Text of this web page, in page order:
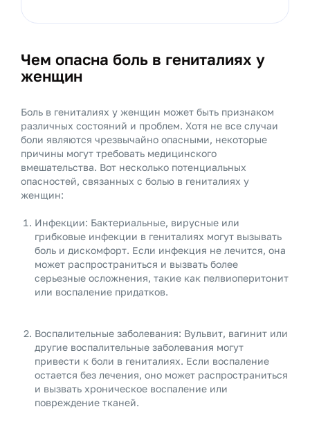
Чем опасна боль в гениталиях у
женщин
Боль в гениталиях у женщин может быть признаком
различных состояний и проблем. Хотя не все случаи
боли являются чрезвычайно опасными, некоторые
причины могут требовать медицинского
вмешательства. Вот несколько потенциальных
опасностей, связанных с болью в гениталиях у
женщин:
Инфекции: Бактериальные, вирусные или
грибковые инфекции в гениталиях могут вызывать
боль и дискомфорт. Если инфекция не лечится, она
может распространиться и вызвать более
серьезные осложнения, такие как пелвиоперитонит
или воспаление придатков.
Воспалительные заболевания: Вульвит, вагинит или
другие воспалительные заболевания могут
привести к боли в гениталиях. Если воспаление
остается без лечения, оно может распространиться
и вызвать хроническое воспаление или
повреждение тканей.